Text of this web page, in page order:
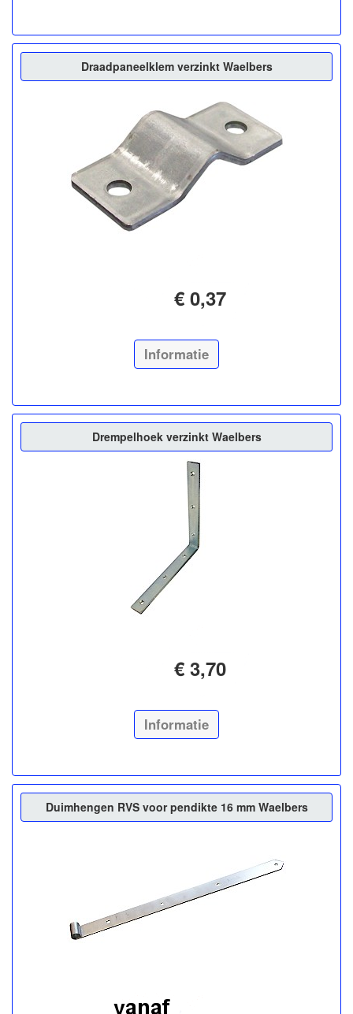
Draadpaneelklem verzinkt Waelbers
€ 0,37
Informatie
Drempelhoek verzinkt Waelbers
€ 3,70
Informatie
Duimhengen RVS voor pendikte 16 mm Waelbers